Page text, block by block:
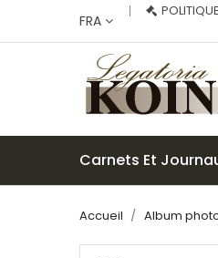
FRA
Carnets Et
Accueil Album